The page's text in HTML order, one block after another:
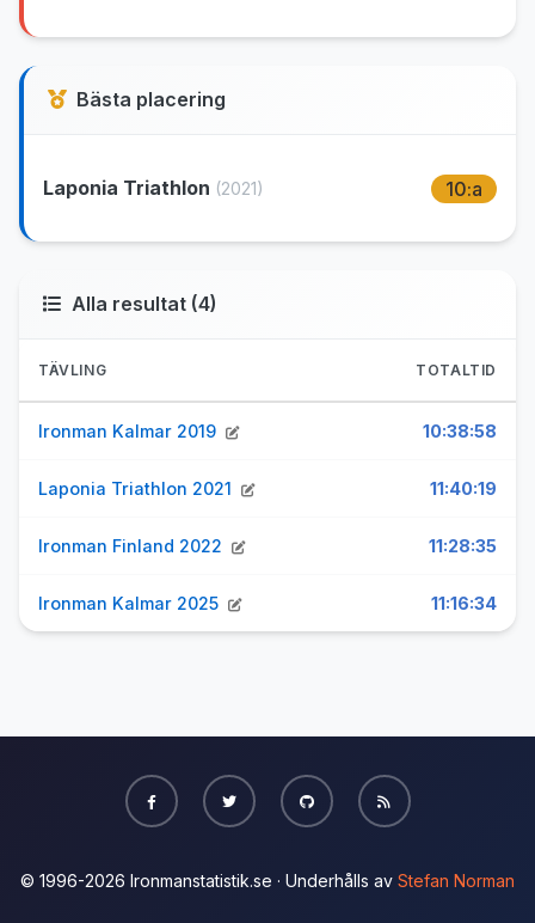
Bästa placering
Laponia Triathlon (2021) 10:a
Alla resultat (4)
TÄVLING TOTALTID
Ironman Kalmar 2019 10:38:58
Laponia Triathlon 2021 11:40:19
Ironman Finland 2022 11:28:35
Ironman Kalmar 2025 11:16:34
© 1996-2026 Ironmanstatistik.se · Underhålls av Stefan Norman